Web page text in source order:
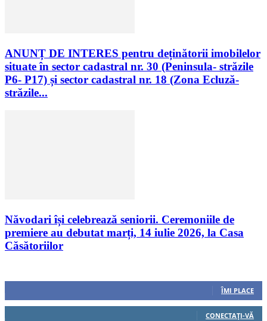
ANUNȚ DE INTERES pentru deținătorii imobilelor
situate în sector cadastral nr. 30 (Peninsula- străzile
P6- P17) și sector cadastral nr. 18 (Zona Ecluză-
străzile...
Năvodari își celebrează seniorii. Ceremoniile de
premiere au debutat marți, 14 iulie 2026, la Casa
Căsătoriilor
ÎMI PLACE
CONECTAȚI-VĂ